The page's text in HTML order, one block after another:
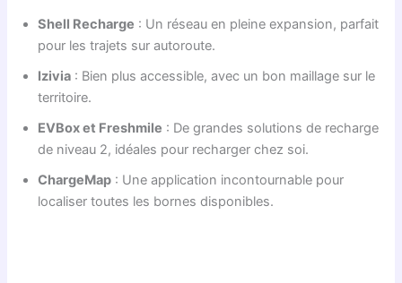
Shell Recharge : Un réseau en pleine expansion, parfait
pour les trajets sur autoroute.
Izivia : Bien plus accessible, avec un bon maillage sur le
territoire.
EVBox et Freshmile : De grandes solutions de recharge
de niveau 2, idéales pour recharger chez soi.
ChargeMap : Une application incontournable pour
localiser toutes les bornes disponibles.